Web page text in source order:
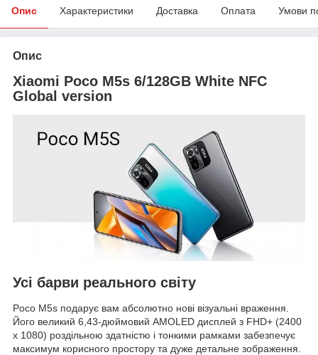
Опис Характеристики Доставка Оплата Умови
Опис
Xiaomi Poco M5s 6/128GB White NFC
Global version
Усі барви реального світу
Poco M5s подарує вам абсолютно нові візуальні враження.
Його великий 6,43-дюймовий AMOLED дисплей з FHD+ (2400
х 1080) роздільною здатністю і тонкими рамками забезпечує
максимум корисного простору та дуже детальне зображення.